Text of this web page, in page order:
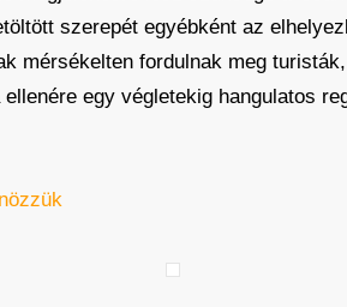
szerepét egyébként az
mérsékelten fordulnak meg
egy végletekig hangulatos